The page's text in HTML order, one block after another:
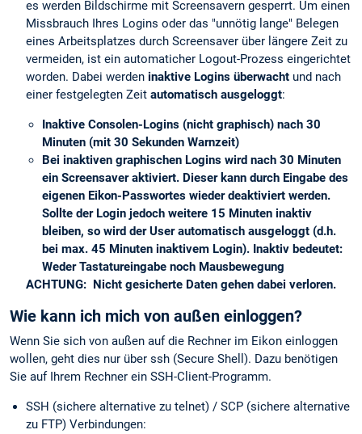
es werden Bildschirme mit Screensavern gesperrt. Um einen
Missbrauch Ihres Logins oder das "unnötig lange" Belegen
eines Arbeitsplatzes durch Screensaver über längere Zeit zu
vermeiden, ist ein automaticher Logout-Prozess eingerichtet
worden. Dabei werden inaktive Logins überwacht und nach
einer festgelegten Zeit automatisch ausgeloggt:
Inaktive Consolen-Logins (nicht graphisch) nach 30
Minuten (mit 30 Sekunden Warnzeit)
Bei inaktiven graphischen Logins wird nach 30 Minuten
ein Screensaver aktiviert. Dieser kann durch Eingabe des
eigenen Eikon-Passwortes wieder deaktiviert werden.
Sollte der Login jedoch weitere 15 Minuten inaktiv
bleiben, so wird der User automatisch ausgeloggt (d.h.
bei max. 45 Minuten inaktivem Login). Inaktiv bedeutet:
Weder Tastatureingabe noch Mausbewegung
ACHTUNG: Nicht gesicherte Daten gehen dabei verloren.
Wie kann ich mich von außen einloggen?
Wenn Sie sich von außen auf die Rechner im Eikon einloggen
wollen, geht dies nur über ssh (Secure Shell). Dazu benötigen
Sie auf Ihrem Rechner ein SSH-Client-Programm.
SSH (sichere alternative zu telnet) / SCP (sichere alternative
zu FTP) Verbindungen: